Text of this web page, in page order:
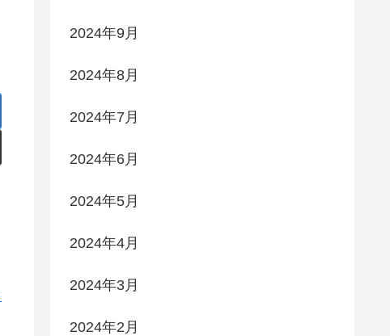
2024年9月
2024年8月
2024年7月
2024年6月
2024年5月
2024年4月
2024年3月
2024年2月